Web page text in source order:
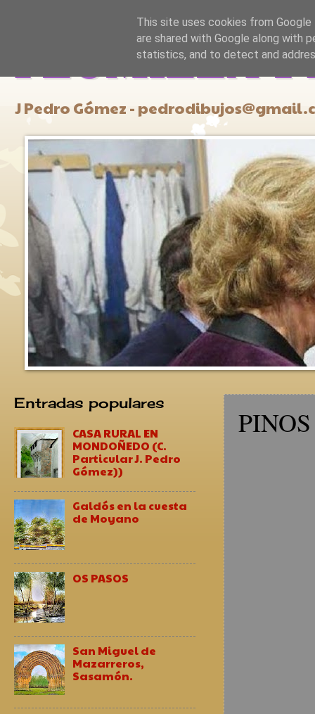
PLUMILLA Y
J Pedro Gómez -
Entradas populares
CASA RURAL EN
MONDOÑEDO (C.
Particular J. Pedro
Gómez))
Galdós en la cuesta
de Moyano
OS PASOS
San Miguel de
Mazarreros,
Sasamón.
This site uses cookies from
are shared with Google along with
statistics, and to detect and